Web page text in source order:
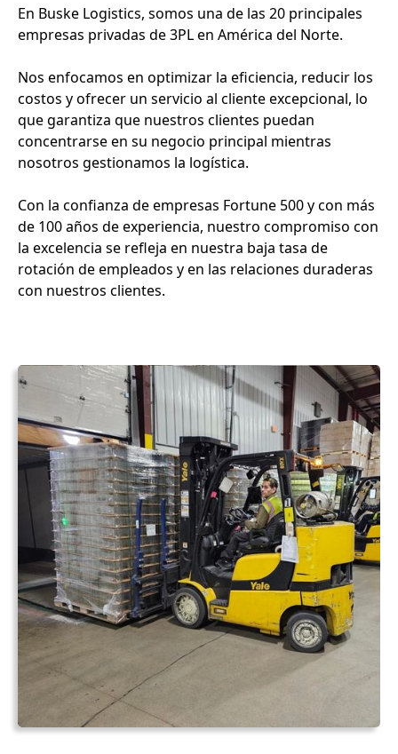
En Buske Logistics, somos una de las 20 principales
empresas privadas de 3PL en América del Norte.
Nos enfocamos en optimizar la eficiencia, reducir los
costos y ofrecer un servicio al cliente excepcional, lo
que garantiza que nuestros clientes puedan
concentrarse en su negocio principal mientras
nosotros gestionamos la logística.
Con la confianza de empresas Fortune 500 y con más
de 100 años de experiencia, nuestro compromiso con
la excelencia se refleja en nuestra baja tasa de
rotación de empleados y en las relaciones duraderas
con nuestros clientes.